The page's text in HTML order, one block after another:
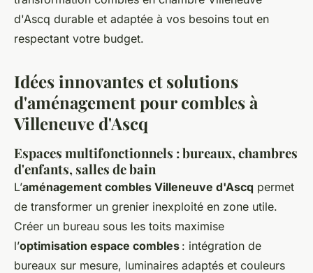
d'Ascq durable et adaptée à vos besoins tout en
respectant votre budget.
Idées innovantes et solutions
d'aménagement pour combles à
Villeneuve d'Ascq
Espaces multifonctionnels : bureaux, chambres
d'enfants, salles de bain
L’aménagement combles Villeneuve d'Ascq permet
de transformer un grenier inexploité en zone utile.
Créer un bureau sous les toits maximise
l’optimisation espace combles : intégration de
bureaux sur mesure, luminaires adaptés et couleurs